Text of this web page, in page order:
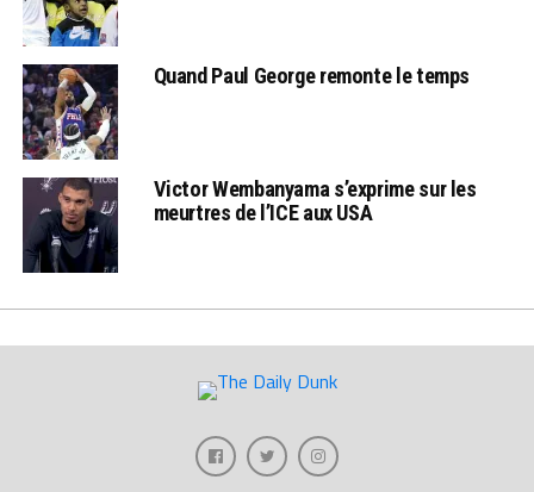
Quand Paul George remonte le temps
Victor Wembanyama s’exprime sur les
meurtres de l’ICE aux USA